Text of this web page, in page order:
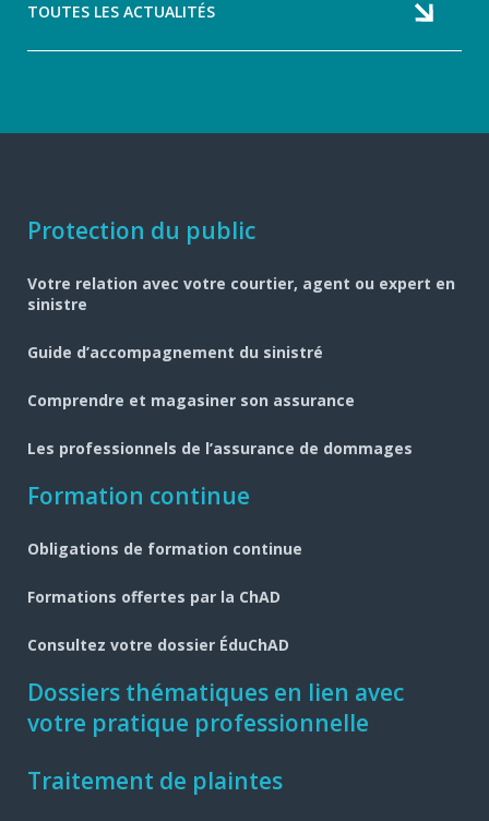
TOUTES LES ACTUALITÉS
Navigation
pied
de
page
Protection du public
Votre relation avec votre courtier, agent ou expert en
sinistre
Guide d’accompagnement du sinistré
Comprendre et magasiner son assurance
Les professionnels de l’assurance de dommages
Formation continue
Obligations de formation continue
Formations offertes par la ChAD
Consultez votre dossier ÉduChAD
Dossiers thématiques en lien avec
votre pratique professionnelle
Traitement de plaintes